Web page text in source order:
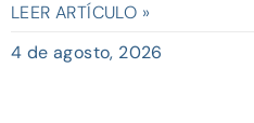
LEER ARTÍCULO »
4 de agosto, 2026